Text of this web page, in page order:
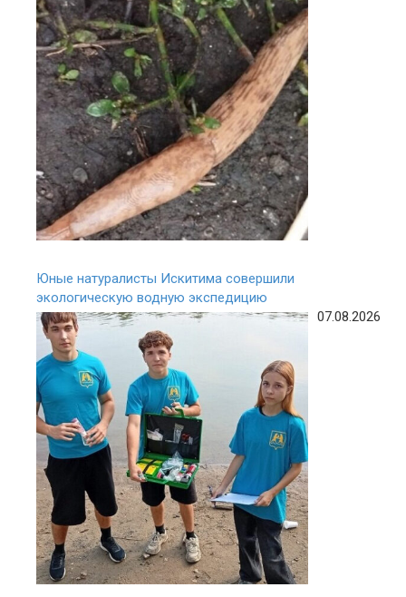
Юные натуралисты Искитима совершили
экологическую водную экспедицию
07.08.2026